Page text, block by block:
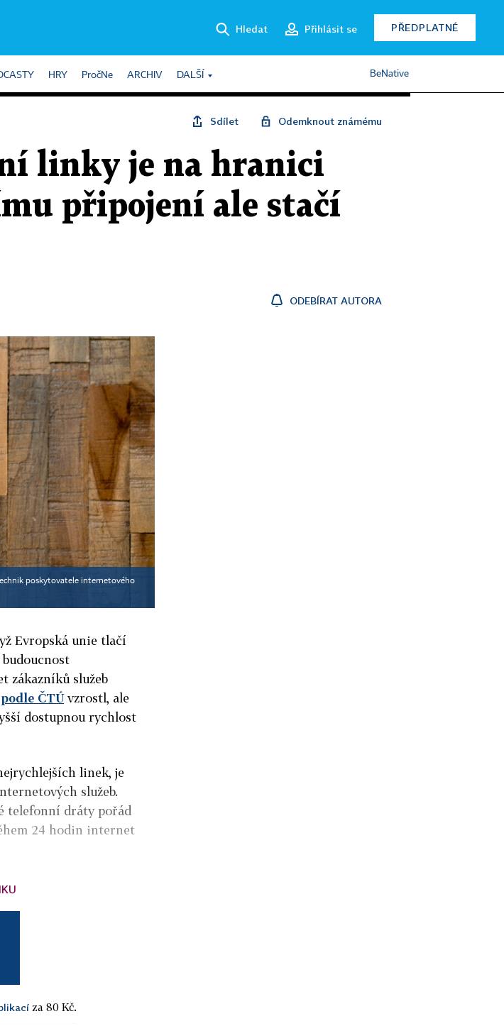
Hledat Přihlásit se PŘEDPLATNÉ
HRY PročNe ARCHIV DALŠÍ BeNative
Sdílet Odemknout známému
linky je na hranici
připojení ale stačí
ODEBÍRAT AUTORA
poskytovatele internetového
Evropská unie tlačí
zákazníků služeb
podle ČTÚvzrostl, ale
dostupnou rychlost
linek, je
služeb.
telefonní dráty pořád
24 hodin internet
za 80 Kč.